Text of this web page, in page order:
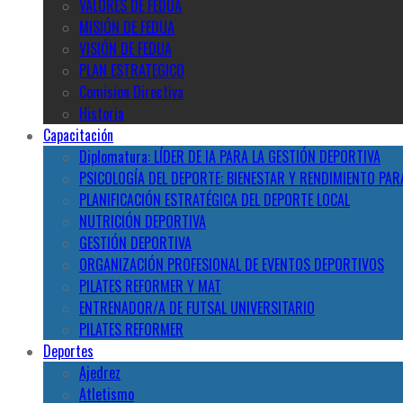
VALORES DE FEDUA
MISIÓN DE FEDUA
VISIÓN DE FEDUA
PLAN ESTRATEGICO
Comision Directiva
Historia
Capacitación
Diplomatura: LÍDER DE IA PARA LA GESTIÓN DEPORTIVA
PSICOLOGÍA DEL DEPORTE: BIENESTAR Y RENDIMIENTO
PLANIFICACIÓN ESTRATÉGICA DEL DEPORTE LOCAL
NUTRICIÓN DEPORTIVA
GESTIÓN DEPORTIVA
ORGANIZACIÓN PROFESIONAL DE EVENTOS DEPORTIVOS
PILATES REFORMER Y MAT
ENTRENADOR/A DE FUTSAL UNIVERSITARIO
PILATES REFORMER
Deportes
Ajedrez
Atletismo